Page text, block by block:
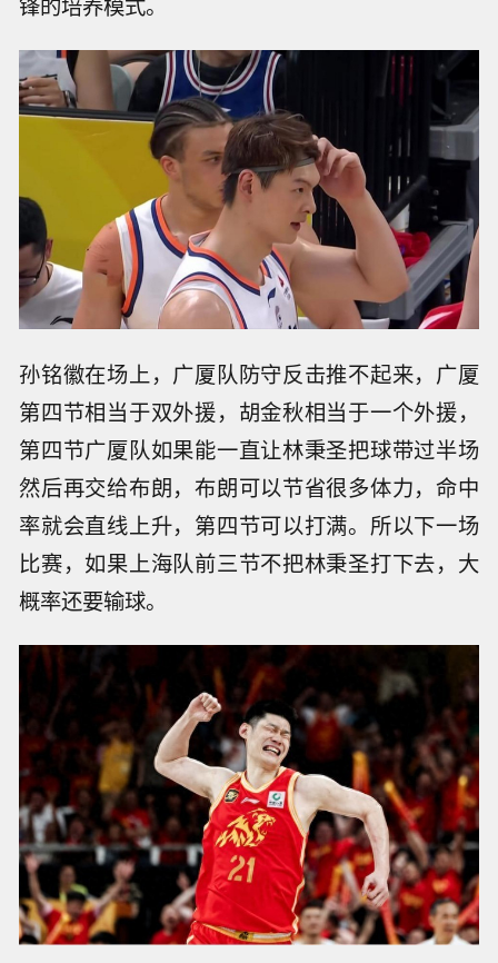
孙铭徽在场上，广厦队防守反击推不起来，广厦
第四节相当于双外援，胡金秋相当于一个外援，
第四节广厦队如果能一直让林秉圣把球带过半场
然后再交给布朗，布朗可以节省很多体力，命中
率就会直线上升，第四节可以打满。所以下一场
比赛，如果上海队前三节不把林秉圣打下去，大
概率还要输球。